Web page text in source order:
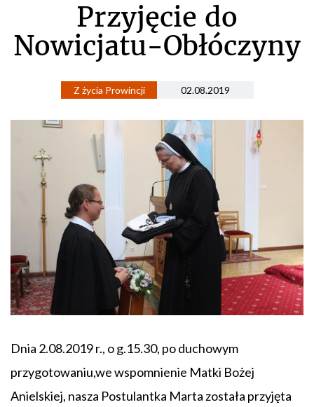
Przyjęcie do
Nowicjatu-Obłóczyny
Z życia Prowincji 02.08.2019
Dnia 2.08.2019 r., o g.15.30, po duchowym
przygotowaniu,we wspomnienie Matki Bożej
Anielskiej, nasza Postulantka Marta została przyjęta